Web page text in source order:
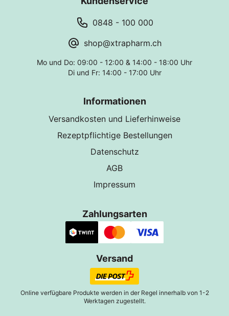
0848 - 100 000
shop@xtrapharm.ch
Mo und Do: 09:00 - 12:00 & 14:00 - 18:00 Uhr
Di und Fr: 14:00 - 17:00 Uhr
Informationen
Versandkosten und Lieferhinweise
Rezeptpflichtige Bestellungen
Datenschutz
AGB
Impressum
Zahlungsarten
Versand
Online verfügbare Produkte werden in der Regel innerhalb von 1-2
Werktagen zugestellt.